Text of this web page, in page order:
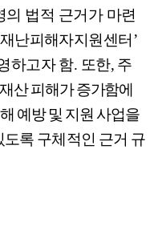
의 법적 근거가 마련
재난피해자지원센터 ’
하고자 함. 또한, 주
산 피해가 증가함에
예방 및 지원 사업을
록 구체적인 근거 규